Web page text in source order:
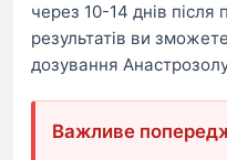
через 10-14 днів після
результатів ви
дозування
Важливе